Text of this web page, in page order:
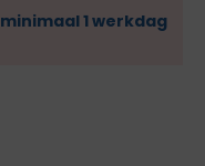
minimaal 1 werkdag